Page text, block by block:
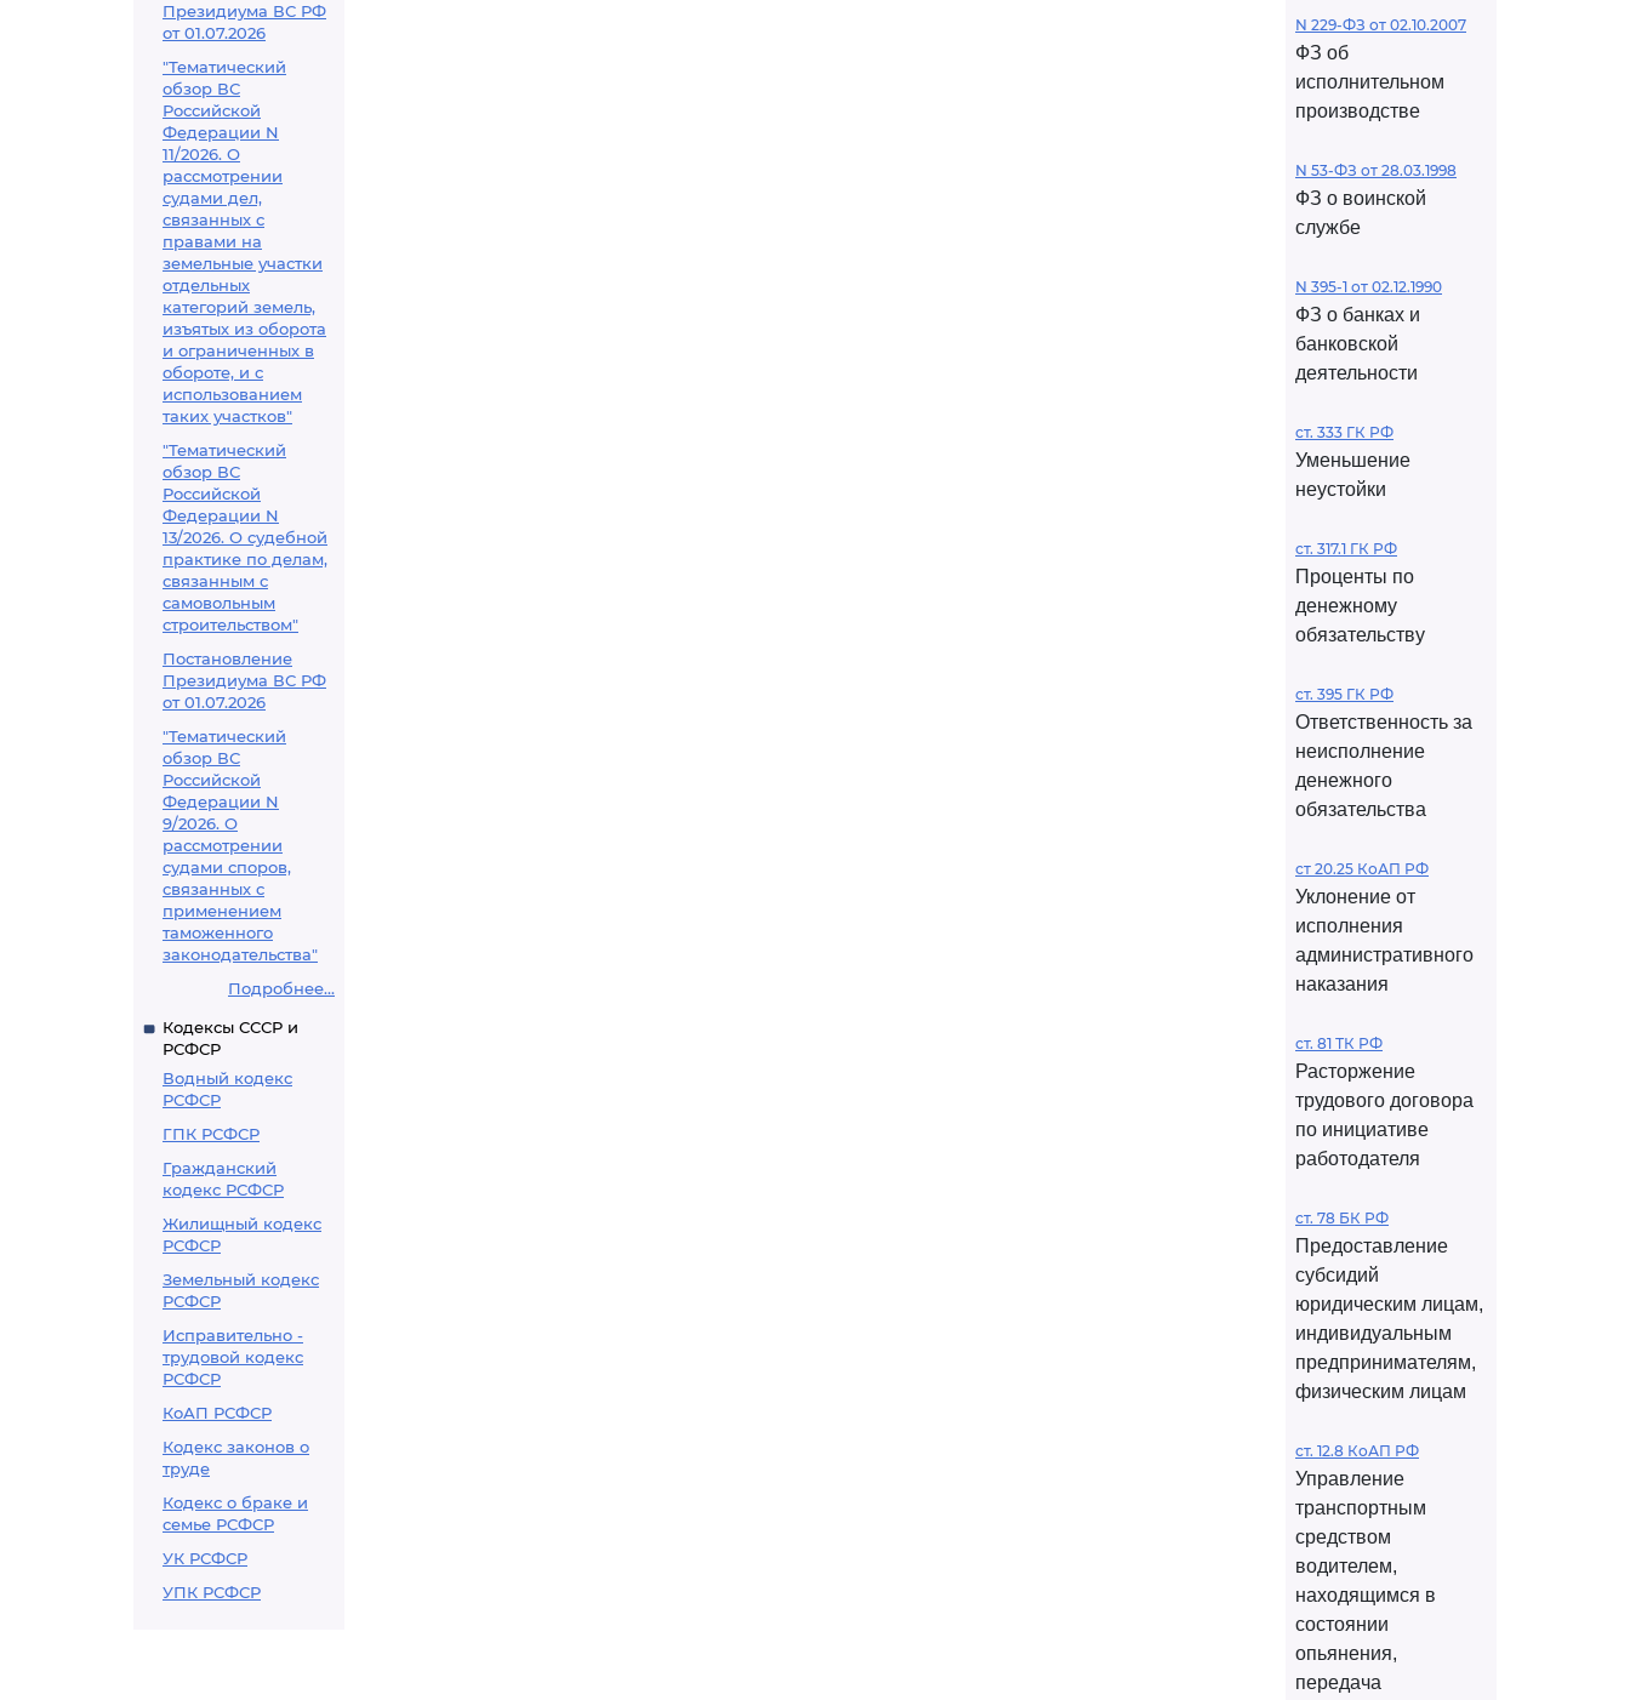
Президиума ВС РФ
от 01.07.2026
"Тематический
обзор ВС
Российской
Федерации N
11/2026. О
рассмотрении
судами дел,
связанных с
правами на
земельные участки
отдельных
категорий земель,
изъятых из оборота
и ограниченных в
обороте, и с
использованием
таких участков"
"Тематический
обзор ВС
Российской
Федерации N
13/2026. О судебной
практике по делам,
связанным с
самовольным
строительством"
Постановление
Президиума ВС РФ
от 01.07.2026
"Тематический
обзор ВС
Российской
Федерации N
9/2026. О
рассмотрении
судами споров,
связанных с
применением
таможенного
законодательства"
Подробнее...
Кодексы СССР и
РСФСР
Водный кодекс
РСФСР
ГПК РСФСР
Гражданский
кодекс РСФСР
Жилищный кодекс
РСФСР
Земельный кодекс
РСФСР
Исправительно -
трудовой кодекс
РСФСР
КоАП РСФСР
Кодекс законов о
труде
Кодекс о браке и
семье РСФСР
УК РСФСР
УПК РСФСР
N 229-ФЗ от 02.10.2007
ФЗ об
исполнительном
производстве
N 53-ФЗ от 28.03.1998
ФЗ о воинской
службе
N 395-1 от 02.12.1990
ФЗ о банках и
банковской
деятельности
ст. 333 ГК РФ
Уменьшение
неустойки
ст. 317.1 ГК РФ
Проценты по
денежному
обязательству
ст. 395 ГК РФ
Ответственность за
неисполнение
денежного
обязательства
ст 20.25 КоАП РФ
Уклонение от
исполнения
административного
наказания
ст. 81 ТК РФ
Расторжение
трудового договора
по инициативе
работодателя
ст. 78 БК РФ
Предоставление
субсидий
юридическим лицам,
индивидуальным
предпринимателям,
физическим лицам
ст. 12.8 КоАП РФ
Управление
транспортным
средством
водителем,
находящимся в
состоянии
опьянения,
передача